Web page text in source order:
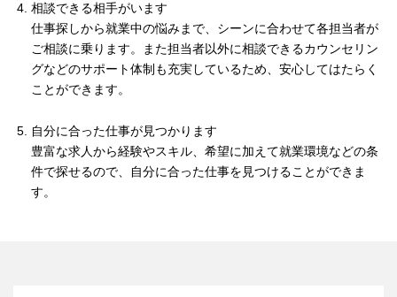
相談できる相手がいます
仕事探しから就業中の悩みまで、シーンに合わせて各担当者が
ご相談に乗ります。また担当者以外に相談できるカウンセリン
グなどのサポート体制も充実しているため、安心してはたらく
ことができます。
自分に合った仕事が見つかります
豊富な求人から経験やスキル、希望に加えて就業環境などの条
件で探せるので、自分に合った仕事を見つけることができま
す。